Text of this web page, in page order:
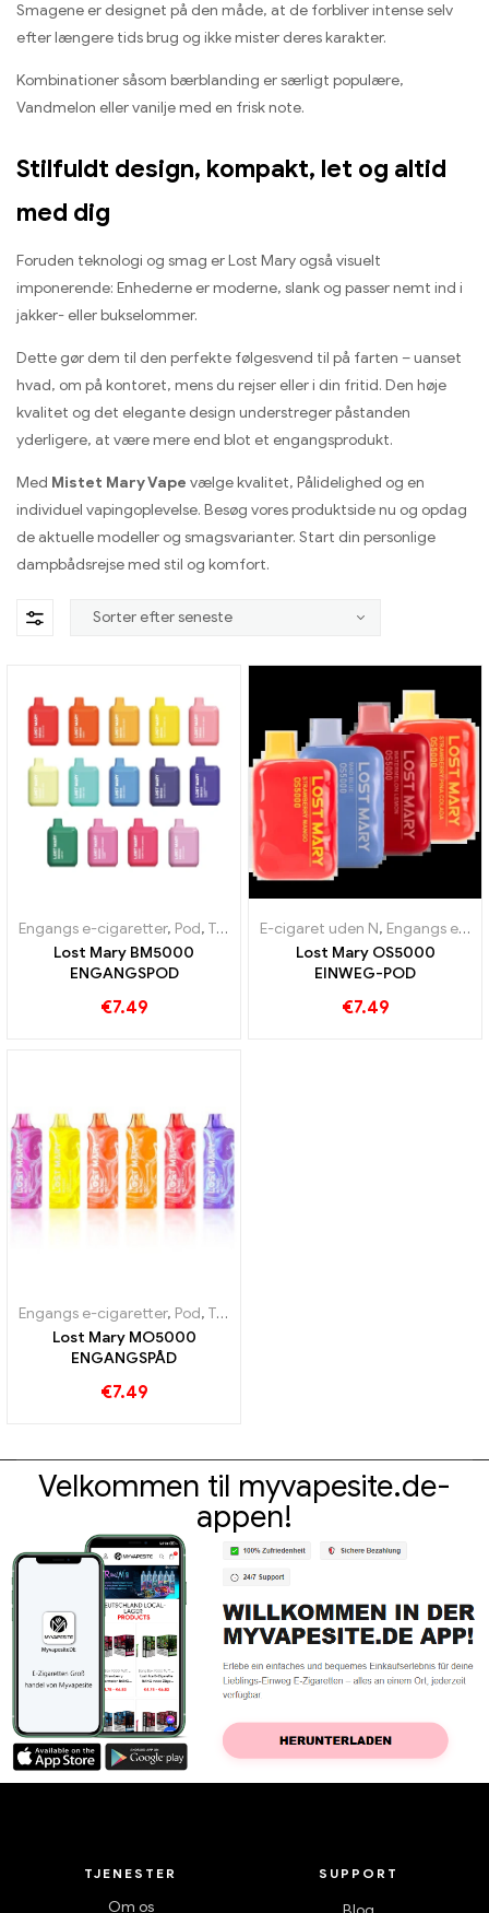
Smagene er designet på den måde, at de forbliver intense selv
efter længere tids brug og ikke mister deres karakter.
Kombinationer såsom bærblanding er særligt populære,
Vandmelon eller vanilje med en frisk note.
Stilfuldt design, kompakt, let og altid
med dig
Foruden teknologi og smag er Lost Mary også visuelt
imponerende: Enhederne er moderne, slank og passer nemt ind i
jakker- eller bukselommer.
Dette gør dem til den perfekte følgesvend til på farten – uanset
hvad, om på kontoret, mens du rejser eller i din fritid. Den høje
kvalitet og det elegante design understreger påstanden
yderligere, at være mere end blot et engangsprodukt.
Med Mistet Mary Vape vælge kvalitet, Pålidelighed og en
individuel vapingoplevelse. Besøg vores produktside nu og opdag
de aktuelle modeller og smagsvarianter. Start din personlige
dampbådsrejse med stil og komfort.
Engangs e-cigaretter, Pod, Toldfri varer
Lost Mary BM5000
ENGANGSPOD
€7.49
E-cigaret uden N, Engangs e-cigaretter
Lost Mary OS5000
EINWEG-POD
€7.49
Engangs e-cigaretter, Pod, Toldfri varer
Lost Mary MO5000
ENGANGSPÅD
€7.49
Velkommen til myvapesite.de-
appen!
TJENESTER
Om os
SUPPORT